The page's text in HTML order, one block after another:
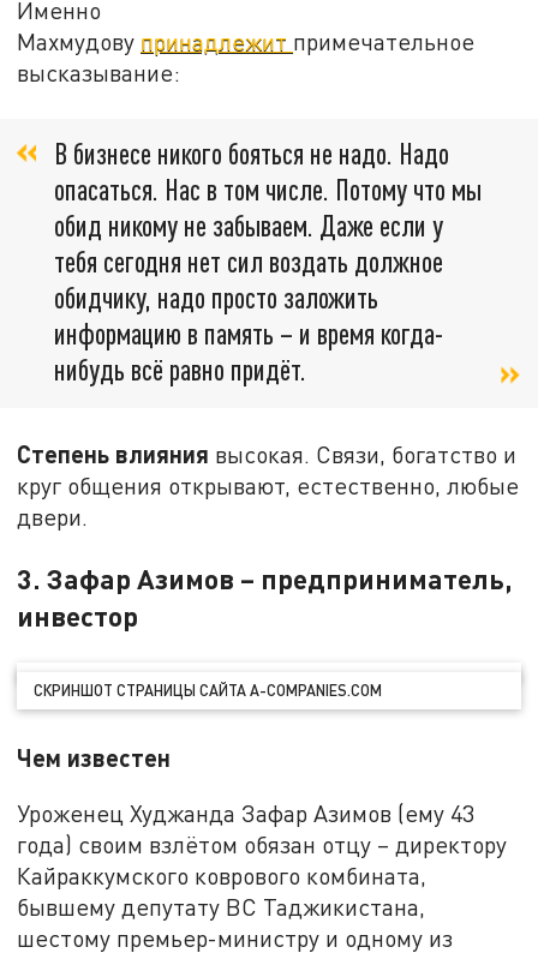
Именно
Махмудову принадлежит примечательное
высказывание:
В бизнесе никого бояться не надо. Надо
опасаться. Нас в том числе. Потому что мы
обид никому не забываем. Даже если у
тебя сегодня нет сил воздать должное
обидчику, надо просто заложить
информацию в память – и время когда-
нибудь всё равно придёт.
Степень влияния высокая. Связи, богатство и
круг общения открывают, естественно, любые
двери.
3. Зафар Азимов – предприниматель,
инвестор
СКРИНШОТ СТРАНИЦЫ САЙТА A-COMPANIES.COM
Чем известен
Уроженец Худжанда Зафар Азимов (ему 43
года) своим взлётом обязан отцу – директору
Кайраккумского коврового комбината,
бывшему депутату ВС Таджикистана,
шестому премьер-министру и одному из